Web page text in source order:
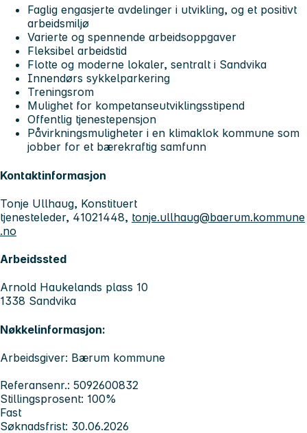
Faglig engasjerte avdelinger i utvikling, og et positivt
arbeidsmiljø
Varierte og spennende arbeidsoppgaver
Fleksibel arbeidstid
Flotte og moderne lokaler, sentralt i Sandvika
Innendørs sykkelparkering
Treningsrom
Mulighet for kompetanseutviklingsstipend
Offentlig tjenestepensjon
Påvirkningsmuligheter i en klimaklok kommune som
jobber for et bærekraftig samfunn
Kontaktinformasjon
Tonje Ullhaug, Konstituert
tjenesteleder, 41021448, tonje.ullhaug@baerum.kommune
.no
Arbeidssted
Arnold Haukelands plass 10
1338 Sandvika
Nøkkelinformasjon:
Arbeidsgiver: Bærum kommune
Referansenr.: 5092600832
Stillingsprosent: 100%
Fast
Søknadsfrist: 30.06.2026